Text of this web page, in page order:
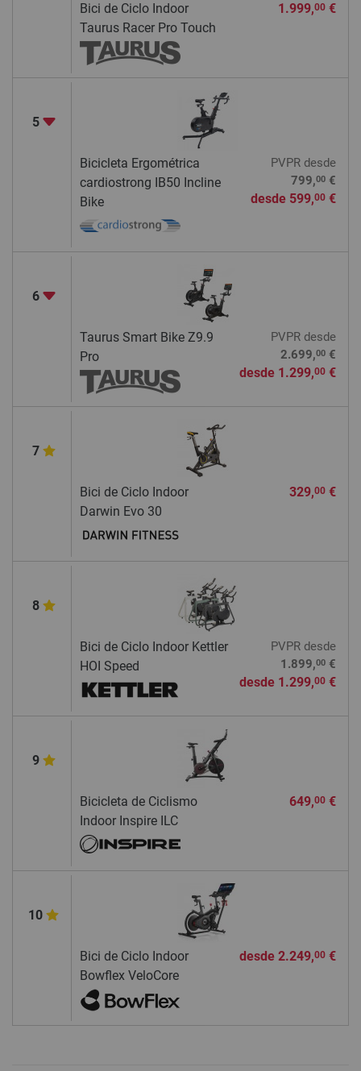
Bici de Ciclo Indoor
Taurus Racer Pro Touch
1.999,00€
5
Bicicleta Ergométrica
cardiostrong IB50 Incline
Bike
PVPRdesde
799,00€
desde 599,00€
6
Taurus Smart Bike Z9.9
Pro
PVPRdesde
2.699,00€
desde 1.299,00€
7
Bici de Ciclo Indoor
Darwin Evo 30
329,00€
8
Bici de Ciclo Indoor Kettler
HOI Speed
PVPRdesde
1.899,00€
desde 1.299,00€
9
Bicicleta de Ciclismo
Indoor Inspire ILC
649,00€
10
Bici de Ciclo Indoor
Bowflex VeloCore
desde 2.249,00€